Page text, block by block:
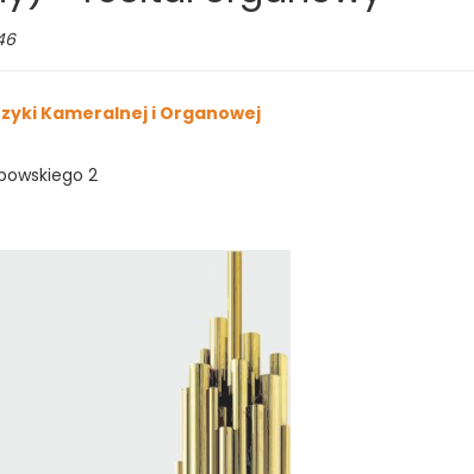
Kameralnej i Organowej
2